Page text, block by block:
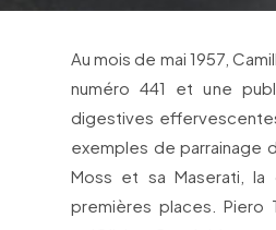
Au mois de mai 1957,
numéro 441 et une
digestives
exemples de parrainage
Moss et sa Maserati, la
premières places. Piero